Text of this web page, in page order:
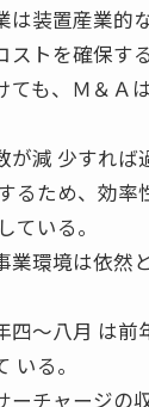
装置産業的
ストを確保す
ても、Ｍ＆Ａ
が減 少すれ
るため、効率
ている。
環境は依然
四〜八月 は前
いる。
ーチャージの